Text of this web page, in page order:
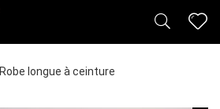
Robe longue à ceinture